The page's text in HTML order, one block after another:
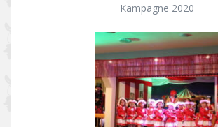
Kampagne 2020